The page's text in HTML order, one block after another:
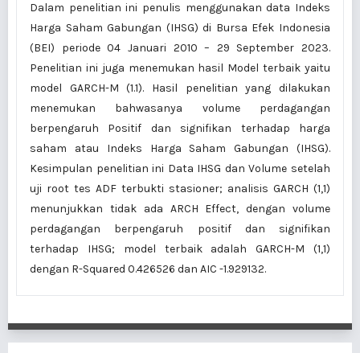
Dalam penelitian ini penulis menggunakan data Indeks
Harga Saham Gabungan (IHSG) di Bursa Efek Indonesia
(BEI) periode 04 Januari 2010 – 29 September 2023.
Penelitian ini juga menemukan hasil Model terbaik yaitu
model GARCH-M (1.1). Hasil penelitian yang dilakukan
menemukan bahwasanya volume perdagangan
berpengaruh Positif dan signifikan terhadap harga
saham atau Indeks Harga Saham Gabungan (IHSG).
Kesimpulan penelitian ini Data IHSG dan Volume setelah
uji root tes ADF terbukti stasioner; analisis GARCH (1,1)
menunjukkan tidak ada ARCH Effect, dengan volume
perdagangan berpengaruh positif dan signifikan
terhadap IHSG; model terbaik adalah GARCH-M (1,1)
dengan R-Squared 0.426526 dan AIC -1.929132.